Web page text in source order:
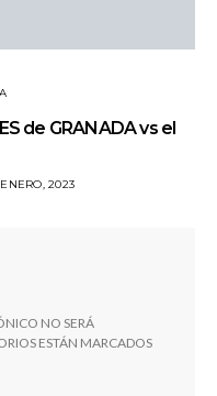
de GRANADA vs el
2023
NO SERÁ
ESTÁN MARCADOS